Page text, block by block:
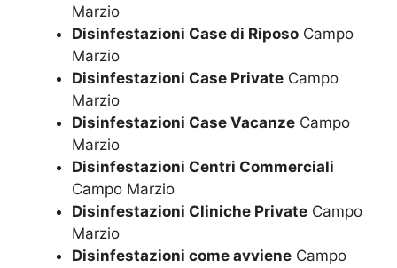
Marzio
Disinfestazioni Case di Riposo Campo
Marzio
Disinfestazioni Case Private Campo
Marzio
Disinfestazioni Case Vacanze Campo
Marzio
Disinfestazioni Centri Commerciali
Campo Marzio
Disinfestazioni Cliniche Private Campo
Marzio
Disinfestazioni come avviene Campo